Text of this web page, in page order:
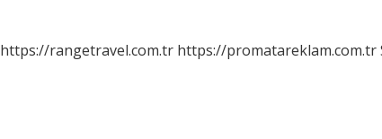
https://rangetravel.com.tr https://promatareklam.com.tr